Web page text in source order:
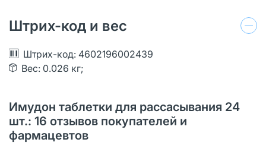
Штрих-код и вес
Штрих-код: 4602196002439
Вес: 0.026 кг;
Имудон таблетки для рассасывания 24
шт.: 16 отзывов покупателей и
фармацевтов